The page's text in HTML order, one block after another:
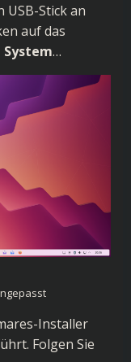
USB-Stick an
auf das
…
Installer
Folgen Sie